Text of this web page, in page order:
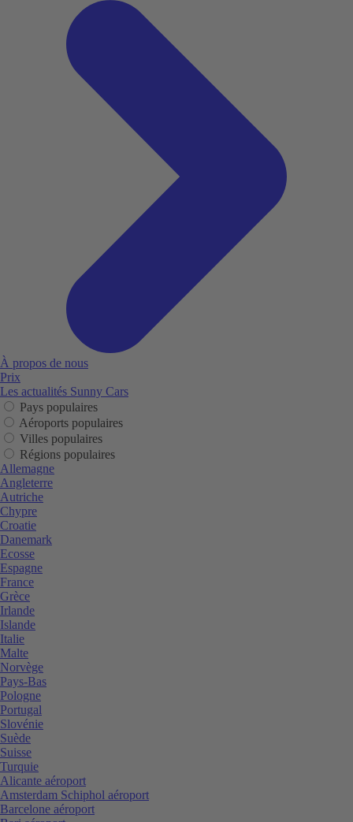
À propos de nous
Prix
Les actualités Sunny Cars
Pays populaires
Aéroports populaires
Villes populaires
Régions populaires
Allemagne
Angleterre
Autriche
Chypre
Croatie
Danemark
Ecosse
Espagne
France
Grèce
Irlande
Islande
Italie
Malte
Norvège
Pays-Bas
Pologne
Portugal
Slovénie
Suède
Suisse
Turquie
Alicante aéroport
Amsterdam Schiphol aéroport
Barcelone aéroport